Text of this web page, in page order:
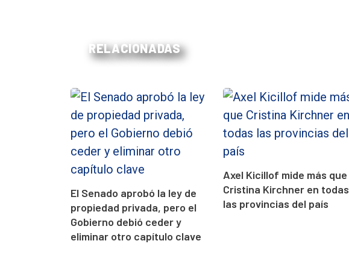
RELACIONADAS
El Senado aprobó la ley de
propiedad privada, pero el
Gobierno debió ceder y
eliminar otro capítulo clave
Axel Kicillof mide más que
Cristina Kirchner en todas
las provincias del país